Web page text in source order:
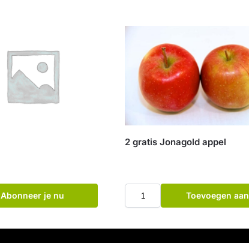
Abonneer je nu
2 gratis Jonagold appel
Toevoegen aan